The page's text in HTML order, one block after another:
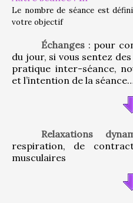
Le nombre de séance est
votre objectif
Échanges : pour
du jour, si vous sentez
pratique inter-séance,
et l’intention de la
Relaxations
respiration, de
musculaires